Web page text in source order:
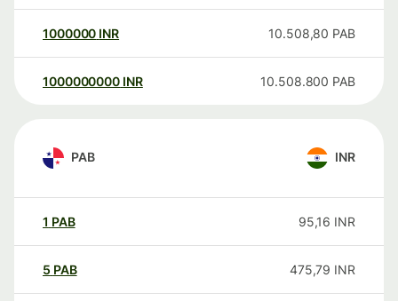
1000000 INR 10.508,80 PAB
1000000000 INR 10.508.800 PAB
PAB INR
1 PAB 95,16 INR
5 PAB 475,79 INR